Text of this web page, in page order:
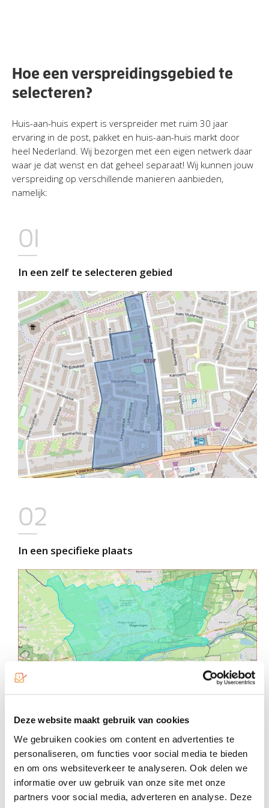
Deze website maakt gebruik van cookies
We gebruiken cookies om content en advertenties te
personaliseren, om functies voor social media te bieden
en om ons websiteverkeer te analyseren. Ook delen we
informatie over uw gebruik van onze site met onze
partners voor social media, adverteren en analyse. Deze
Hoe een verspreidingsgebied te
selecteren?
Huis-aan-huis expert is verspreider met ruim 30 jaar
ervaring in de post, pakket en huis-aan-huis markt door
heel Nederland. Wij bezorgen met een eigen netwerk daar
waar je dat wenst en dat geheel separaat! Wij kunnen jouw
verspreiding op verschillende manieren aanbieden,
namelijk:
01
In een zelf te selecteren gebied
02
In een specifieke plaats
03
op basis van postcode